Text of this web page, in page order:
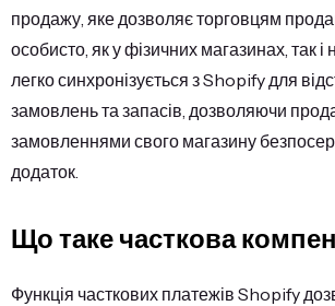
продажу, яке дозволяє торговцям
особисто, як у фізичних магазинах, так
легко синхронізується з Shopify для
замовлень та запасів, дозволяючи
замовленнями свого магазину
додаток.
Що таке часткова
Функція часткових платежів Shopify